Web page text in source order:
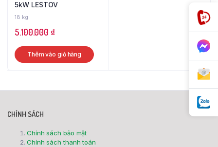
5kW LESTOV
18 kg
5.100.000 ₫
Thêm vào giỏ hàng
CHÍNH SÁCH
Chính sách bảo mật
Chính sách thanh toán